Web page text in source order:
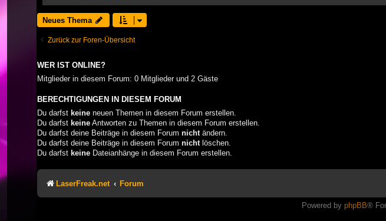
Neues Thema
Zurück zur Foren-Übersicht
WER IST ONLINE?
Mitglieder in diesem Forum: 0 Mitglieder und 2 Gäste
BERECHTIGUNGEN IN DIESEM FORUM
Du darfst keine neuen Themen in diesem Forum erstellen.
Du darfst keine Antworten zu Themen in diesem Forum erstellen.
Du darfst deine Beiträge in diesem Forum nicht ändern.
Du darfst deine Beiträge in diesem Forum nicht löschen.
Du darfst keine Dateianhänge in diesem Forum erstellen.
LaserFreak.net Forum
Powered by phpBB®